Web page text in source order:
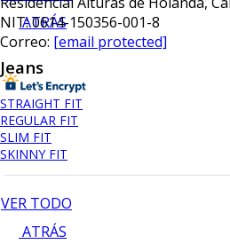
ATRÁS
Jeans
STRAIGHT FIT
REGULAR FIT
SLIM FIT
SKINNY FIT
VER TODO
ATRÁS
NIT: 0614-150356-001-8
Correo: [email protected]